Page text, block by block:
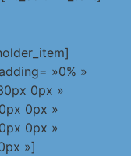
»0% »
0px »
0px »
0px »
»]